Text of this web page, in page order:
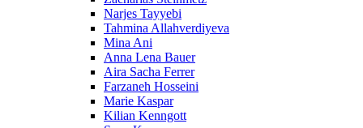
Narjes Tayyebi
Tahmina Allahverdiyeva
Mina Ani
Anna Lena Bauer
Aira Sacha Ferrer
Farzaneh Hosseini
Marie Kaspar
Kilian Kenngott